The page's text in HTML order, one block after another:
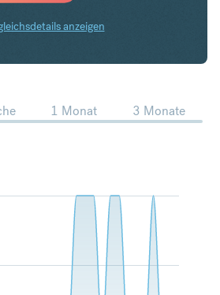
anzeigen
HKD Trends
1 Monat 3 Monate